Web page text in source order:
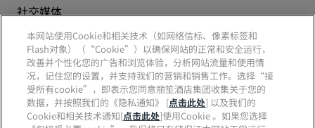
The Club by RHG
责任经营
采购
网站使用协议
现代奴隶制声明
联系方式
常见问题
网站地图
社交媒体
丽笙酒店集团品牌
本网站使用Cookie和相关技术（如网络信标、像素标签和
Flash对象）（“Cookie”）以确保网站的正常和安全运行，
改善并个性化您的广告和浏览体验，分析网站流量和使用情
况，记住您的设置，并支持我们的营销和销售工作。选择“接
受所有cookie”，即表示您同意丽笙酒店集团收集关于您的
数据，并按照我们的《隐私通知》 [点击此处] 以及我们的
Cookie和相关技术通知[点击此处]使用Cookie 。如果您选择